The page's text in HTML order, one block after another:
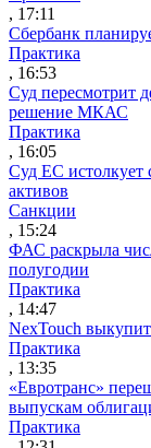
, 17:11
Сбербанк
Практика
, 16:53
Суд пересмотрит
решение МКАС
Практика
, 16:05
Суд ЕС истолкует
активов
Санкции
, 15:24
ФАС раскрыла
полугодии
Практика
, 14:47
NexTouch
Практика
, 13:35
«Евротранс»
выпускам
Практика